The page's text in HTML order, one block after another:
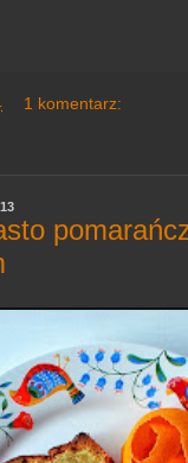
1 komentarz: